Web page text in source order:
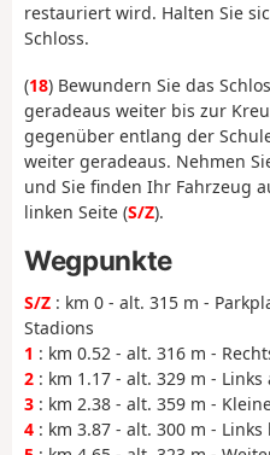
restauriert wird. Halten Sie
Schloss.
(18) Bewundern Sie das
geradeaus weiter bis zur
gegenüber entlang der
weiter geradeaus. Nehmen
und Sie finden Ihr Fahrzeug
linken Seite (S/Z).
Wegpunkte
S/Z : km 0 - alt. 315 m -
Stadions
1 : km 0.52 - alt. 316 m -
2 : km 1.17 - alt. 329 m -
3 : km 2.38 - alt. 359 m -
4 : km 3.87 - alt. 300 m -